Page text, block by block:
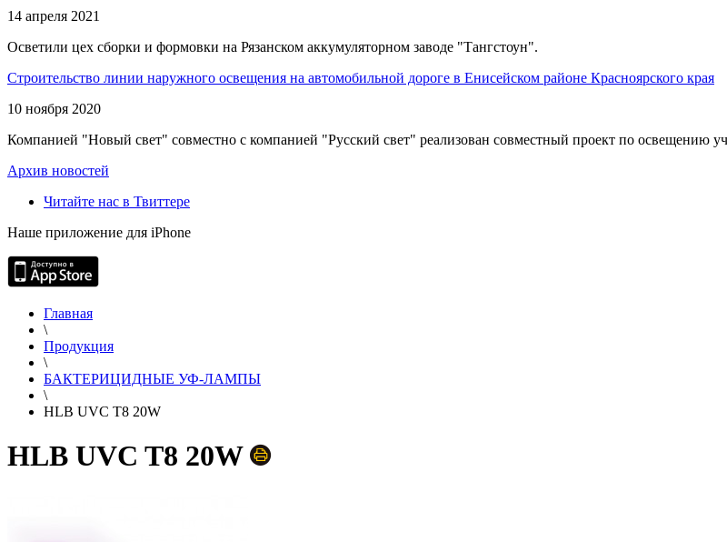
14 апреля 2021
Осветили цех сборки и формовки на Рязанском аккумуляторном заводе "Тангстоун".
Строительство линии наружного освещения на автомобильной дороге в Енисейском районе Красноярского края
10 ноября 2020
Компанией "Новый свет" совместно с компанией "Русский свет" реализован совместный проект по освещению
Архив новостей
Читайте нас в Твиттере
Наше приложение для iPhone
Главная
\
Продукция
\
БАКТЕРИЦИДНЫЕ УФ-ЛАМПЫ
\
HLB UVC T8 20W
HLB UVC T8 20W